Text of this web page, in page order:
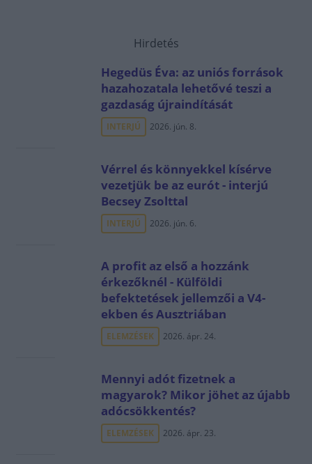
Hirdetés
Hegedüs Éva: az uniós források
hazahozatala lehetővé teszi a
gazdaság újraindítását
INTERJÚ 2026. jún. 8.
Vérrel és könnyekkel kísérve
vezetjük be az eurót - interjú
Becsey Zsolttal
INTERJÚ 2026. jún. 6.
A profit az első a hozzánk
érkezőknél - Külföldi
befektetések jellemzői a V4-
ekben és Ausztriában
ELEMZÉSEK 2026. ápr. 24.
Mennyi adót fizetnek a
magyarok? Mikor jöhet az újabb
adócsökkentés?
ELEMZÉSEK 2026. ápr. 23.